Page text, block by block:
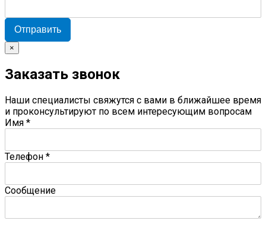
Отправить
×
Заказать звонок
Наши специалисты свяжутся с вами в ближайшее время
и проконсультируют по всем интересующим вопросам
Имя *
Телефон *
Сообщение